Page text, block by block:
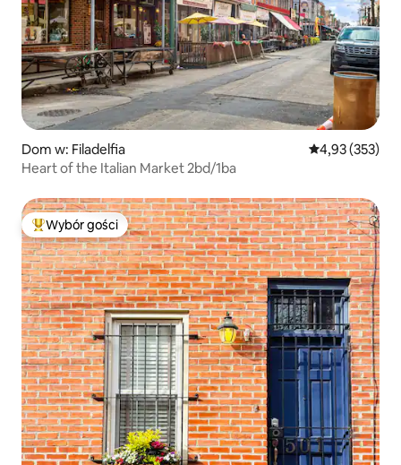
Dom w: Filadelfia Średnia
4,93 (353)
Heart of the Italian Market 2bd/1ba
Najpopularniejsze z kategorii Wybór gości
Wybór gości